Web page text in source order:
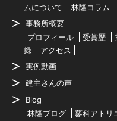
ムについて
林隆コラム
事務所概要
プロフィール
受賞歴
録
アクセス
実例動画
建主さんの声
Blog
林隆ブログ
蓼科アトリ